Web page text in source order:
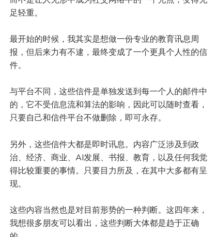
足轻重。
最开始的时候，我其实是想做一份专业的教育讯息周
报，但后来力有不逮，最终变成了一个更具个人性的信
件。
与平台不同，这些信件是单独发送到每一个人的邮件中
的，它不受信息流和算法的影响，因此可以随时查看，
只要自己和信件平台不做删除，即可永存。
另外，这些信件大都是即时讯息。内容广泛涉及到政
治、经济、商业、AI发展、书报、教育，以及任何我觉
得比较重要的事情。只要目力所及，在其中大多都有呈
现。
这些内容当然也是对目前形势的一种判断。这四年来，
我想很多朋友可以看出，这些判断大体都是趋于正确